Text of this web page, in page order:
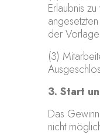
Erlaubnis
der
(3)
3. Start
Das
nicht